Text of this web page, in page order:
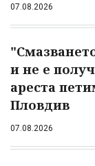
07.08.2026
и не е
ареста
Пловдив
07.08.2026